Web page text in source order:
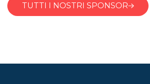
TUTTI I NOSTRI SPONSOR